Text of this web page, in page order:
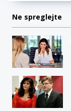
Ne spreglejte